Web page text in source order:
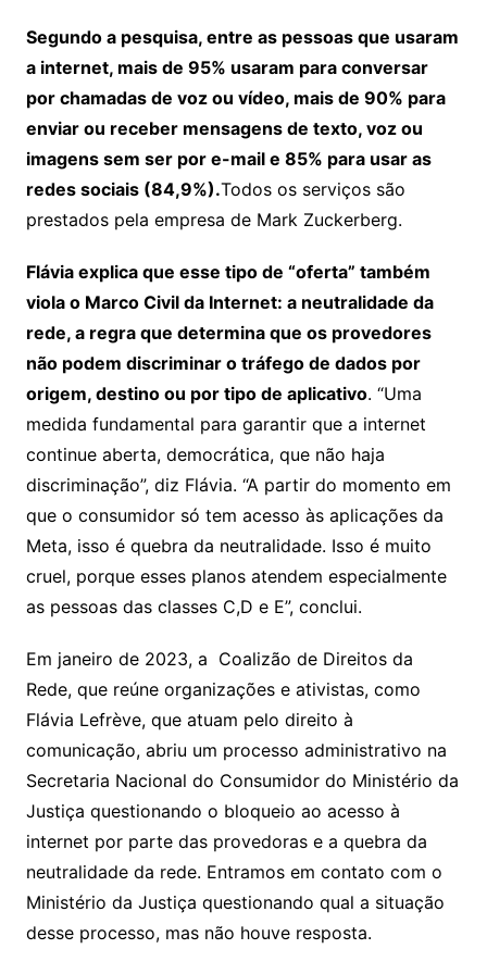
Segundo a pesquisa, entre as pessoas que usaram
a internet, mais de 95% usaram para conversar
por chamadas de voz ou vídeo, mais de 90% para
enviar ou receber mensagens de texto, voz ou
imagens sem ser por e-mail e 85% para usar as
redes sociais (84,9%).Todos os serviços são
prestados pela empresa de Mark Zuckerberg.
Flávia explica que esse tipo de “oferta” também
viola o Marco Civil da Internet: a neutralidade da
rede, a regra que determina que os provedores
não podem discriminar o tráfego de dados por
origem, destino ou por tipo de aplicativo. “Uma
medida fundamental para garantir que a internet
continue aberta, democrática, que não haja
discriminação”, diz Flávia. “A partir do momento em
que o consumidor só tem acesso às aplicações da
Meta, isso é quebra da neutralidade. Isso é muito
cruel, porque esses planos atendem especialmente
as pessoas das classes C,D e E”, conclui.
Em janeiro de 2023, a Coalizão de Direitos da
Rede, que reúne organizações e ativistas, como
Flávia Lefrève, que atuam pelo direito à
comunicação, abriu um processo administrativo na
Secretaria Nacional do Consumidor do Ministério da
Justiça questionando o bloqueio ao acesso à
internet por parte das provedoras e a quebra da
neutralidade da rede. Entramos em contato com o
Ministério da Justiça questionando qual a situação
desse processo, mas não houve resposta.